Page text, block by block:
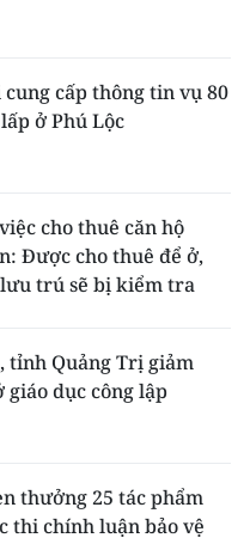
cấp thông tin vụ 80
ở Phú Lộc
cho thuê căn hộ
Được cho thuê để ở,
trú sẽ bị kiểm tra
tỉnh Quảng Trị giảm
giáo dục công lập
thưởng 25 tác phẩm
thi chính luận bảo vệ